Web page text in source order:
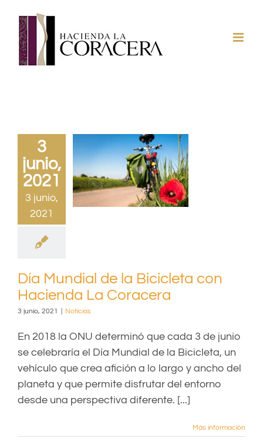
contenido
3
junio,
2021
3 junio,
2021
Día Mundial de la Bicicleta con
Hacienda La Coracera
3 junio, 2021 Noticias
En 2018 la ONU determinó que cada 3 de junio
se celebraría el Día Mundial de la Bicicleta, un
vehículo que crea afición a lo largo y ancho del
planeta y que permite disfrutar del entorno
desde una perspectiva diferente. [...]
Más información